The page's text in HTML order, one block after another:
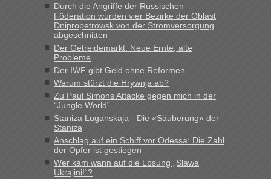
Durch die Angriffe der Russischen
Föderation wurden vier Bezirke der Oblast
Dnipropetrowsk von der Stromversorgung
abgeschnitten
Der Getreidemarkt: Neue Ernte, alte
Probleme
Der IWF gibt Geld ohne Reformen
Warum stürzt die Hrywnja ab?
Zu Paul Simons Attacke gegen mich in der
“Jungle World”
Staniza Luganskaja - Die «Säuberung» der
Staniza
Anschlag auf ein Schiff vor Odessa: Die Zahl
der Opfer ist gestiegen
Wer kam wann auf die Losung „Slawa
Ukrajini!“?